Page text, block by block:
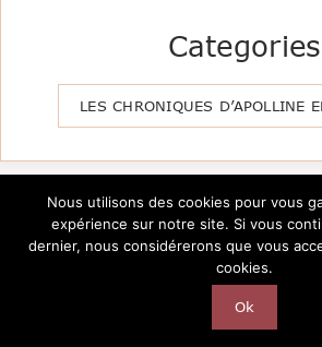
Categories
Copyright @2026 Le Pavillon
CréationAutarTICa
Nous utilisons des cookies pour vous
expérience sur notre site. Si vous
dernier, nous considérerons que vous
cookies.
Ok